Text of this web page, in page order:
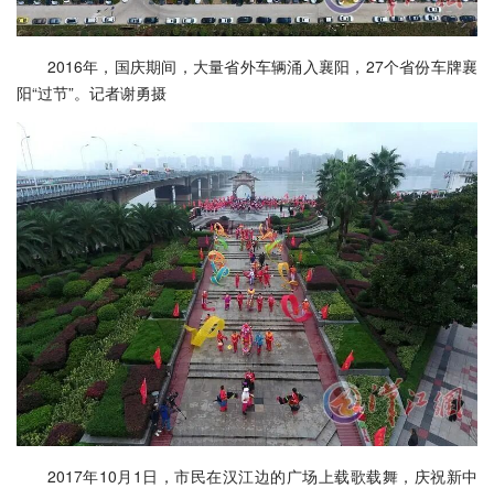
2016年，国庆期间，大量省外车辆涌入襄阳，27个省份车牌襄
阳“过节”。记者谢勇摄
2017年10月1日，市民在汉江边的广场上载歌载舞，庆祝新中